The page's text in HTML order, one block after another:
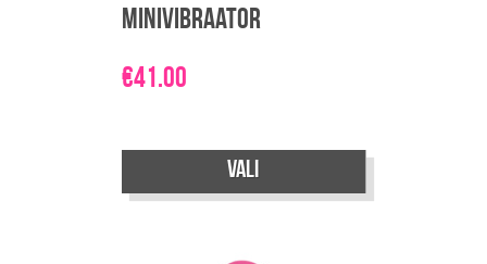
minivibraator
€41.00
Vali
on